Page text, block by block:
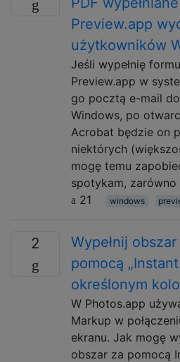
Preview.app
użytkowników
Jeśli wypełnię
Preview.app w
go pocztą e-mail
Windows, po
Acrobat będzie on
niektórych
mogę temu
spotykam, zarówno
21
windows
2
Wypełnij
pomocą
określonym
W Photos.app
Markup w
ekranu. Jak mogę
obszar za pomocą